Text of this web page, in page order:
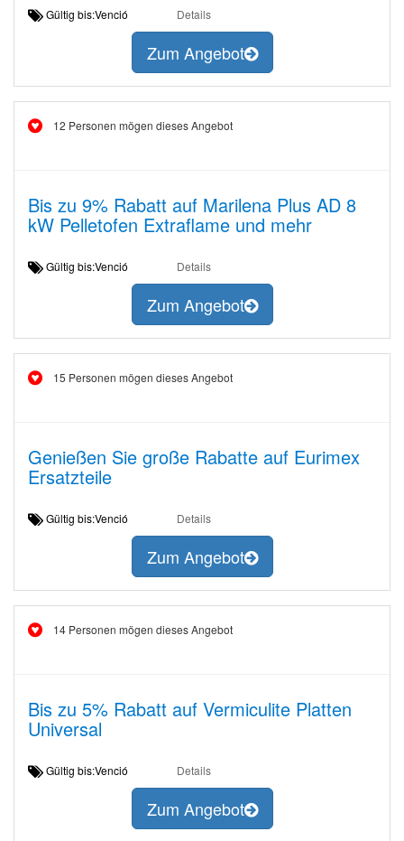
Gültig bis:Venció Details
Zum Angebot
12 Personen mögen dieses Angebot
Bis zu 9% Rabatt auf Marilena Plus AD 8
kW Pelletofen Extraflame und mehr
Gültig bis:Venció Details
Zum Angebot
15 Personen mögen dieses Angebot
Genießen Sie große Rabatte auf Eurimex
Ersatzteile
Gültig bis:Venció Details
Zum Angebot
14 Personen mögen dieses Angebot
Bis zu 5% Rabatt auf Vermiculite Platten
Universal
Gültig bis:Venció Details
Zum Angebot